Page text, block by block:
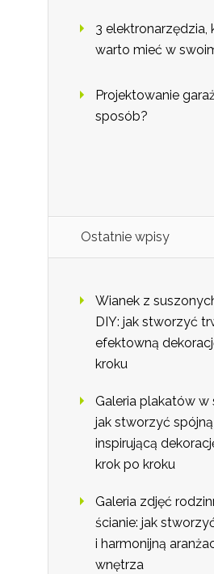
3 elektronarzędzia,
warto mieć w
Projektowanie
sposób?
Ostatnie wpisy
Wianek z
DIY: jak stworzyć
efektowną
kroku
Galeria plakatów w
jak stworzyć spójną
inspirującą
krok po kroku
Galeria zdjęć
ścianie: jak
i harmonijną
wnętrza